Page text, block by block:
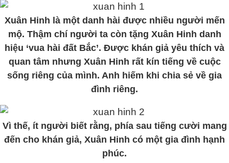
Xuân Hinh là một danh hài được nhiều người mến
mộ. Thậm chí người ta còn tặng Xuân Hinh danh
hiệu ‘vua hài đất Bắc’. Được khán giả yêu thích và
quan tâm nhưng Xuân Hinh rất kín tiếng về cuộc
sống riêng của mình. Anh hiếm khi chia sẻ về gia
đình riêng.
Vì thế, ít người biết rằng, phía sau tiếng cười mang
đến cho khán giả, Xuân Hinh có một gia đình hạnh
phúc.